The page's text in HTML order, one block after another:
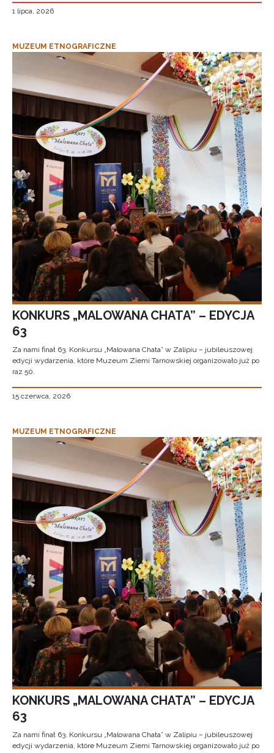
1 lipca, 2026
MUZEUM ETNOGRAFICZNE
KONKURS „MALOWANA CHATA” – EDYCJA
63
Za nami finał 63. Konkursu „Malowana Chata” w Zalipiu – jubileuszowej
edycji wydarzenia, które Muzeum Ziemi Tarnowskiej organizowało już po
raz 50.
15 czerwca, 2026
MUZEUM ETNOGRAFICZNE
KONKURS „MALOWANA CHATA” – EDYCJA
63
Za nami finał 63. Konkursu „Malowana Chata” w Zalipiu – jubileuszowej
edycji wydarzenia, które Muzeum Ziemi Tarnowskiej organizowało już po